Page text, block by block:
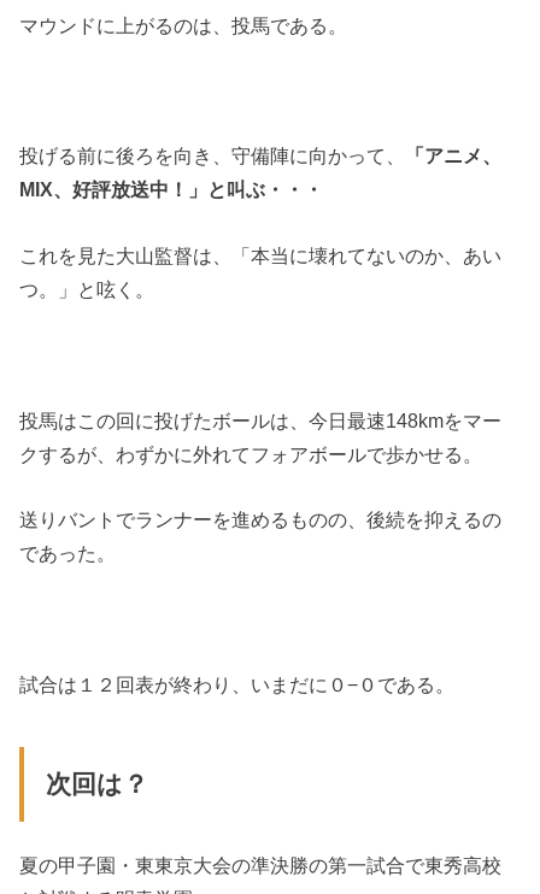
マウンドに上がるのは、投馬である。
投げる前に後ろを向き、守備陣に向かって、
「アニメ、
MIX、好評放送中！」と叫ぶ・・・
これを見た大山監督は、「本当に壊れてないのか、あい
つ。」と呟く。
投馬はこの回に投げたボールは、今日最速148kmをマー
クするが、わずかに外れてフォアボールで歩かせる。
送りバントでランナーを進めるものの、後続を抑えるの
であった。
試合は１２回表が終わり、いまだに０−０である。
次回は？
夏の甲子園・東東京大会の準決勝の第一試合で東秀高校